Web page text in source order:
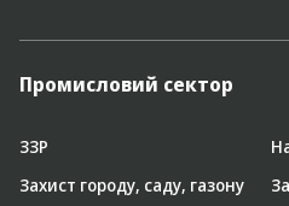
Промисловий сектор
ЗЗР
Захист городу, саду, газону